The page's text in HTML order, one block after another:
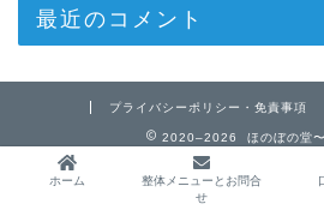
最近のコメント
プライバシーポリシー・免責事項
2020–2026 ほのぼの堂
ホーム
整体メニューとお問合
せ